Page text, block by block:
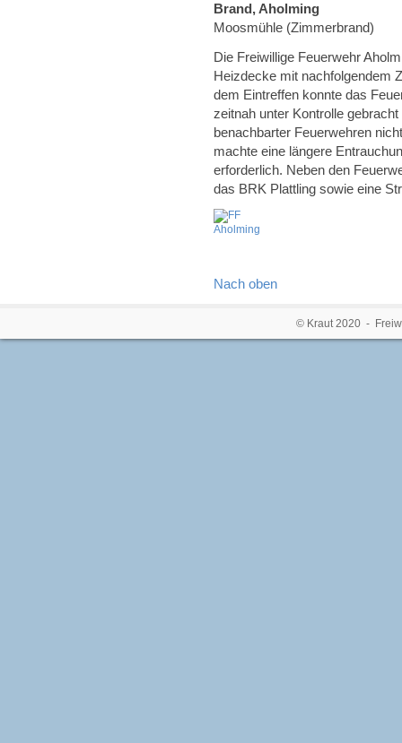
Brand, Aholming
Moosmühle (Zimmerbrand)
Die Freiwillige Feuerwehr
Heizdecke mit nachfolgendem
dem Eintreffen konnte das
zeitnah unter Kontrolle
benachbarter Feuerwehren
machte eine längere
erforderlich. Neben den
das BRK Plattling sowie eine
Nach oben
© Kraut 2020 -